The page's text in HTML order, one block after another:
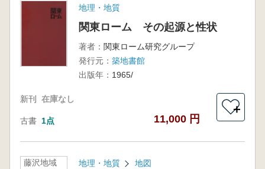
地理・地質
関東ローム その起源と性状
著者： 関東ローム研究グループ
発行元： 築地書館
出版年： 1965/
新刊 在庫なし
古書 1点 11,000 円
＋
藤沢地域
地理・地質 地図